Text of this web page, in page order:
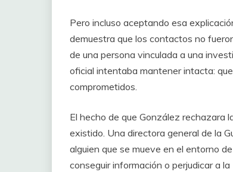
Pero incluso aceptando esa
demuestra que los contactos no
de una persona vinculada a una
oficial intentaba mantener intacta:
comprometidos.
El hecho de que González rechazara
existido. Una directora general de la
alguien que se mueve en el entorno
conseguir información o perjudicar a la